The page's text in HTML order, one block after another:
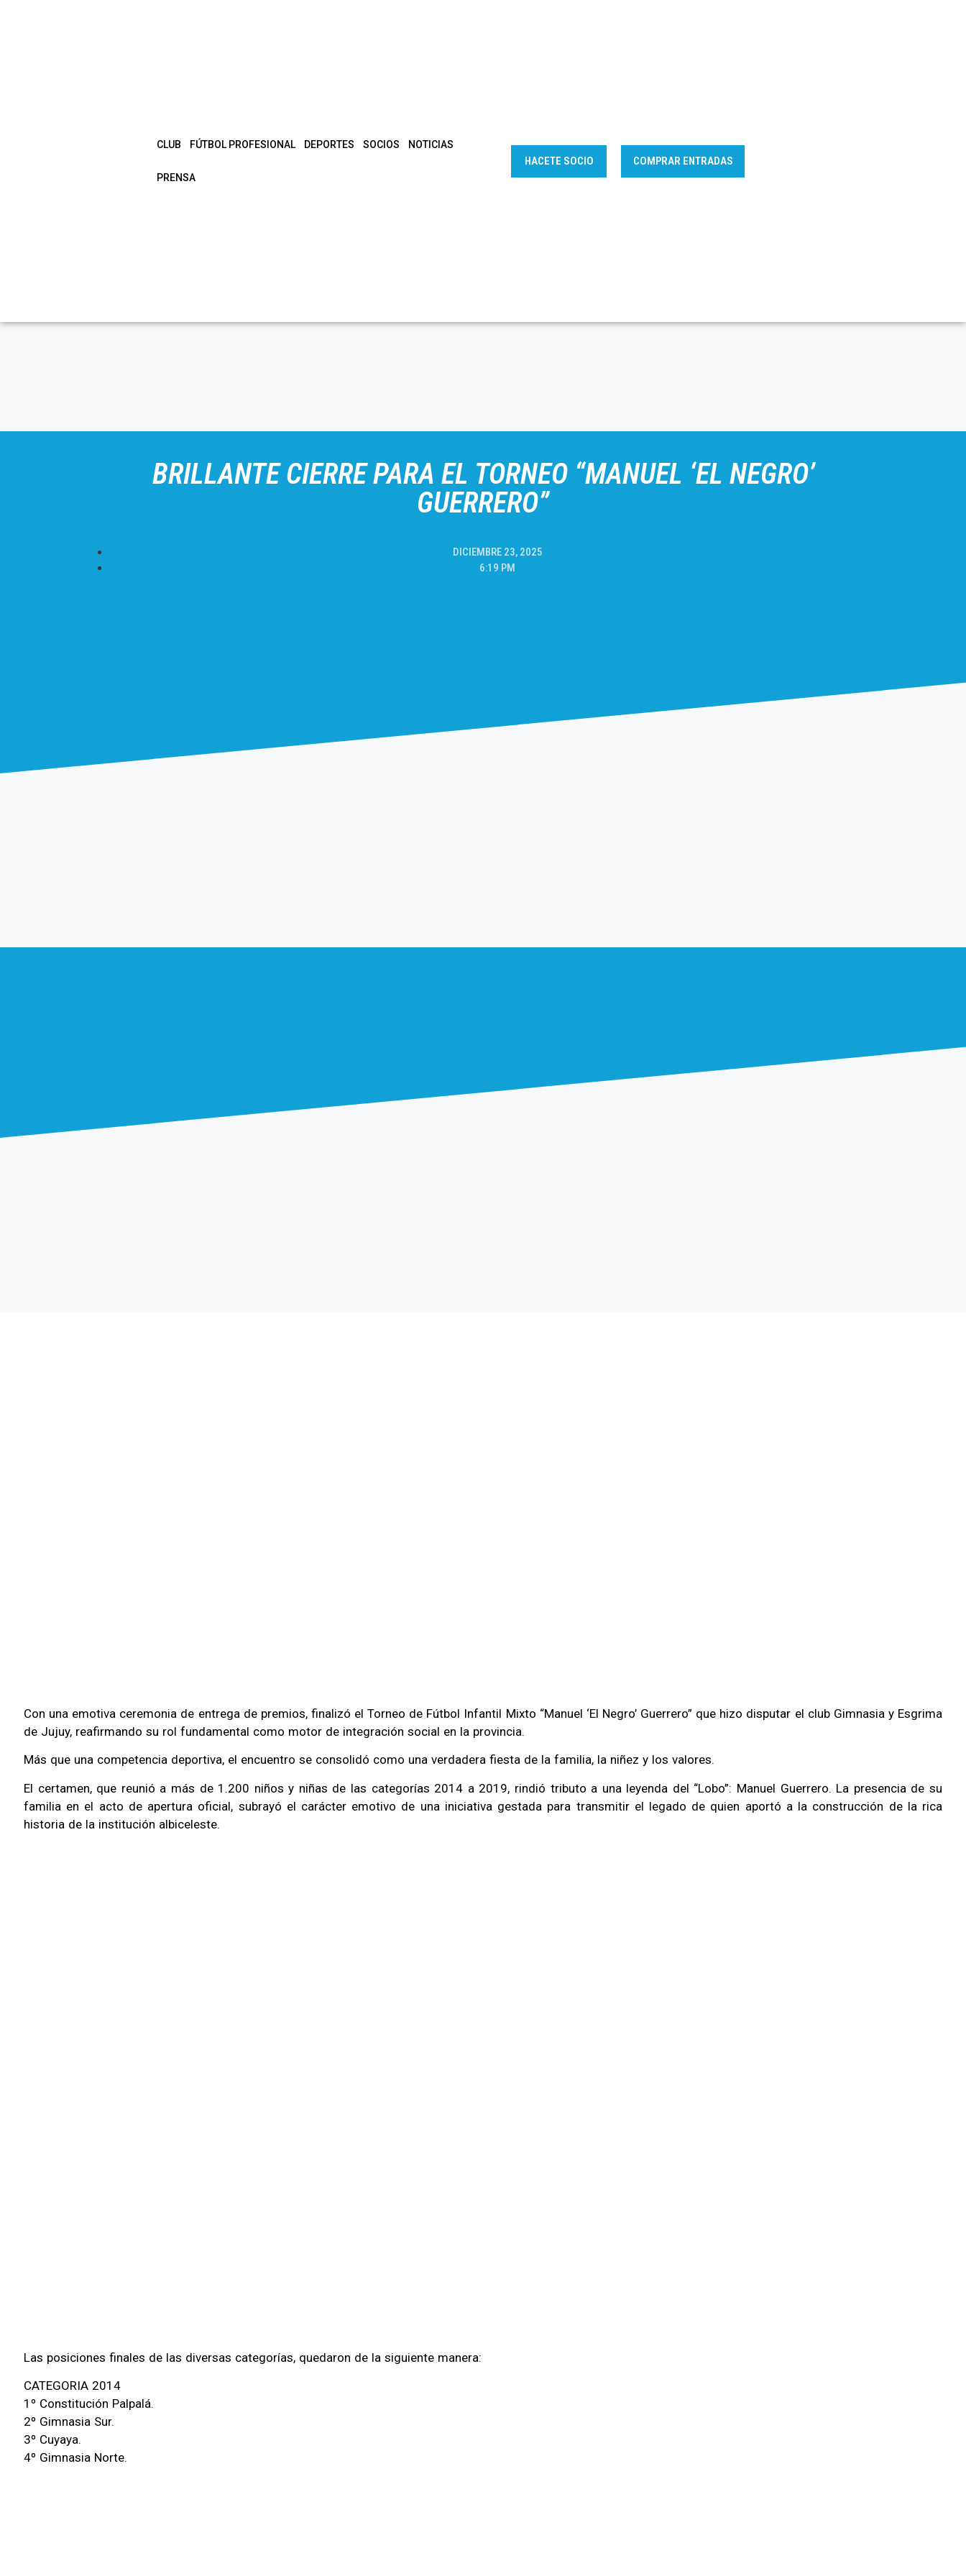
CLUB FÚTBOL PROFESIONAL DEPORTES SOCIOS NOTICIAS
PRENSA
HACETE SOCIO COMPRAR ENTRADAS
BRILLANTE CIERRE PARA EL TORNEO “MANUEL ‘EL NEGRO’
GUERRERO”
DICIEMBRE 23, 2025
6:19 PM
Con una emotiva ceremonia de entrega de premios, finalizó el Torneo de Fútbol Infantil Mixto “Manuel ‘El Negro’ Guerrero” que hizo disputar el club Gimnasia y Esgrima
de Jujuy, reafirmando su rol fundamental como motor de integración social en la provincia.
Más que una competencia deportiva, el encuentro se consolidó como una verdadera fiesta de la familia, la niñez y los valores.
El certamen, que reunió a más de 1.200 niños y niñas de las categorías 2014 a 2019, rindió tributo a una leyenda del “Lobo”: Manuel Guerrero. La presencia de su
familia en el acto de apertura oficial, subrayó el carácter emotivo de una iniciativa gestada para transmitir el legado de quien aportó a la construcción de la rica
historia de la institución albiceleste.
Las posiciones finales de las diversas categorías, quedaron de la siguiente manera:
CATEGORIA 2014
1º Constitución Palpalá.
2º Gimnasia Sur.
3º Cuyaya.
4º Gimnasia Norte.